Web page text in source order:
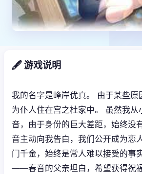
🖋️ 游戏说明
我的名字是峰岸优真。 由于某些原
为仆人住在宫之杜家中。 虽然我从
音，由于身份的巨大差距，始终没
音主动向我告白，我们公开成为恋
门千金，始终是常人难以接受的事
——春音的父亲坦白，希望获得祝